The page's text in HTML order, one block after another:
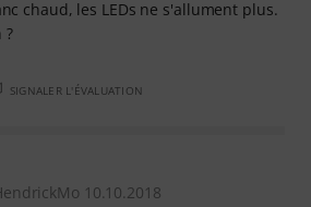
chaud, les LEDs ne s'allument plus.
?
SIGNALER L'ÉVALUATION
10.10.2018